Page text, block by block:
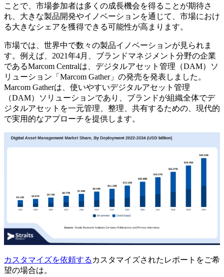
ことで、市場参加者は多くの成長機会を得ることが期待さ
れ、大きな製品開発やイノベーションを通じて、市場におけ
る大きなシェアを獲得できる可能性が高まります。
市場では、世界中で数々の製品イノベーションが見られま
す。例えば、2021年4月、ブランドマネジメント分野の企業
であるMarcom Centralは、デジタルアセット管理（DAM）ソ
リューション「Marcom Gather」の発売を発表しました。
Marcom Gatherは、使いやすいデジタルアセット管理
（DAM）ソリューションであり、ブランドが組織全体でデ
ジタルアセットを一元管理、整理、共有するための、現代的
で実用的なアプローチを提供します。
カスタマイズを依頼する カスタマイズされたレポートをご希
望の場合は。